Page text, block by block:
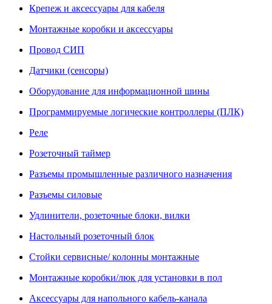
Крепеж и аксессуары для кабеля
Монтажные коробки и аксессуары
Провод СИП
Датчики (сенсоры)
Оборудование для информационной шины
Программируемые логические контроллеры (ПЛК)
Реле
Розеточный таймер
Разъемы промышленные различного назначения
Разъемы силовые
Удлинители, розеточные блоки, вилки
Настольный розеточный блок
Стойки сервисные/ колонны монтажные
Монтажные коробки/люк для установки в пол
Аксессуары для напольного кабель-канала